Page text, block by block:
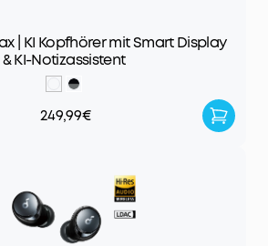
| KI Kopfhörer mit Smart Display
& KI-Notizassistent
249,99€